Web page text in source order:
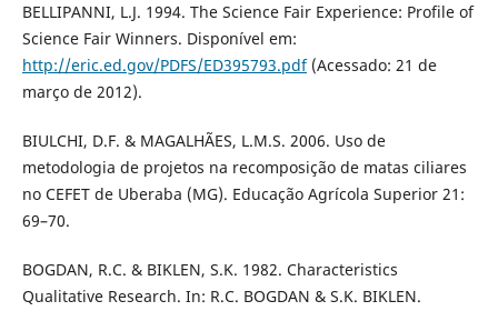
BELLIPANNI, L.J. 1994. The Science Fair Experience: Profile of
Science Fair Winners. Disponível em:
http://eric.ed.gov/PDFS/ED395793.pdf(Acessado: 21 de
março de 2012).
BIULCHI, D.F. & MAGALHÃES, L.M.S. 2006. Uso de
metodologia de projetos na recomposição de matas ciliares
no CEFET de Uberaba (MG). Educação Agrícola Superior 21:
69–70.
BOGDAN, R.C. & BIKLEN, S.K. 1982. Characteristics
Qualitative Research. In: R.C. BOGDAN & S.K. BIKLEN.